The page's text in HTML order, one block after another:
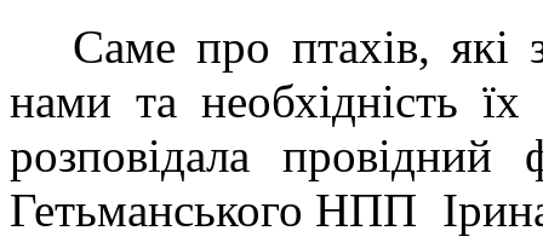
Саме про птахів, які
нами та необхідність
розповідала провідний
Гетьманського НПП